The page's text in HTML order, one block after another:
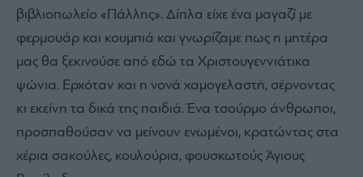
βιβλιοπωλείο «Πάλλης». Δίπλα είχε ένα μαγαζί με
φερμουάρ και κουμπιά και γνωρίζαμε πως η μητέρα
μας θα ξεκινούσε από εδώ τα Χριστουγεννιάτικα
ψώνια. Ερχόταν και η νονά χαμογελαστή, σέρνοντας
κι εκείνη τα δικά της παιδιά. Ένα τσούρμο άνθρωποι,
προσπαθούσαν να μείνουν ενωμένοι, κρατώντας στα
χέρια σακούλες, κουλούρια, φουσκωτούς Άγιους